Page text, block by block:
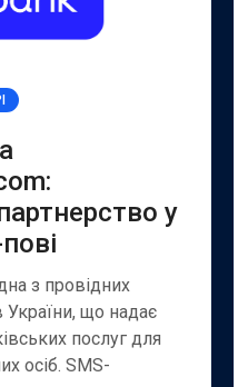
у
з провідних
України, що надає
послуг для
осіб. SMS-